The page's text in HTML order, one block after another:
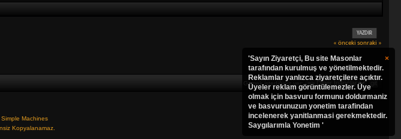
YAZDIR
« önceki sonraki »
Gitmek istediğiniz yer:
Simple Machines
Kopyalanamaz.
×
'Sayın Ziyaretçi, Bu site Masonlar
tarafından kurulmuş ve yönetilmektedir.
Reklamlar yanlızca ziyaretçilere açıktır.
Üyeler reklam görüntülemezler. Üye
olmak için basvuru formunu doldurmaniz
ve basvurunuzun yonetim tarafindan
incelenerek yanitlanmasi gerekmektedir.
Saygılarımla Yonetim '